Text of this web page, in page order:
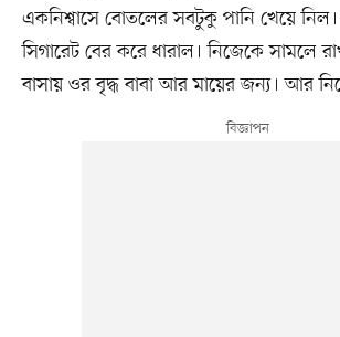
একনিশ্বাসে বোতলের সবটুকু পানি খেয়ে
সিগারেট বের করে ধারাল। নিজেকে সামলে
বাসায় ওর বৃদ্ধ বাবা আর মায়ের জন্য। আর